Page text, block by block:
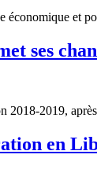
économique et
ses
2018-2019,
en